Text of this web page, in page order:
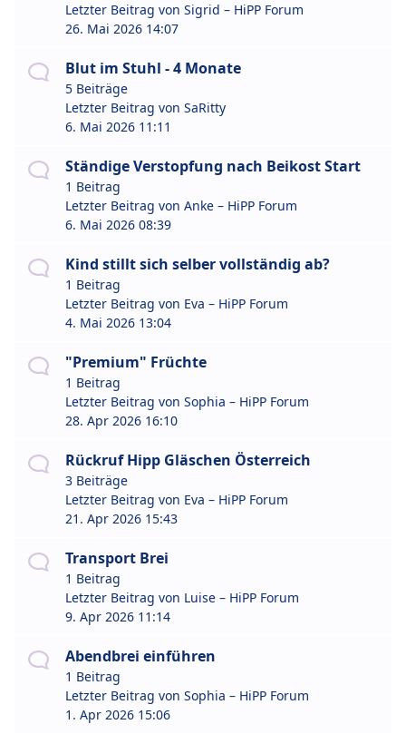
Letzter Beitrag von Sigrid – HiPP Forum
26. Mai 2026 14:07
Blut im Stuhl - 4 Monate
5 Beiträge
Letzter Beitrag von SaRitty
6. Mai 2026 11:11
Ständige Verstopfung nach Beikost Start
1 Beitrag
Letzter Beitrag von Anke – HiPP Forum
6. Mai 2026 08:39
Kind stillt sich selber vollständig ab?
1 Beitrag
Letzter Beitrag von Eva – HiPP Forum
4. Mai 2026 13:04
"Premium" Früchte
1 Beitrag
Letzter Beitrag von Sophia – HiPP Forum
28. Apr 2026 16:10
Rückruf Hipp Gläschen Österreich
3 Beiträge
Letzter Beitrag von Eva – HiPP Forum
21. Apr 2026 15:43
Transport Brei
1 Beitrag
Letzter Beitrag von Luise – HiPP Forum
9. Apr 2026 11:14
Abendbrei einführen
1 Beitrag
Letzter Beitrag von Sophia – HiPP Forum
1. Apr 2026 15:06